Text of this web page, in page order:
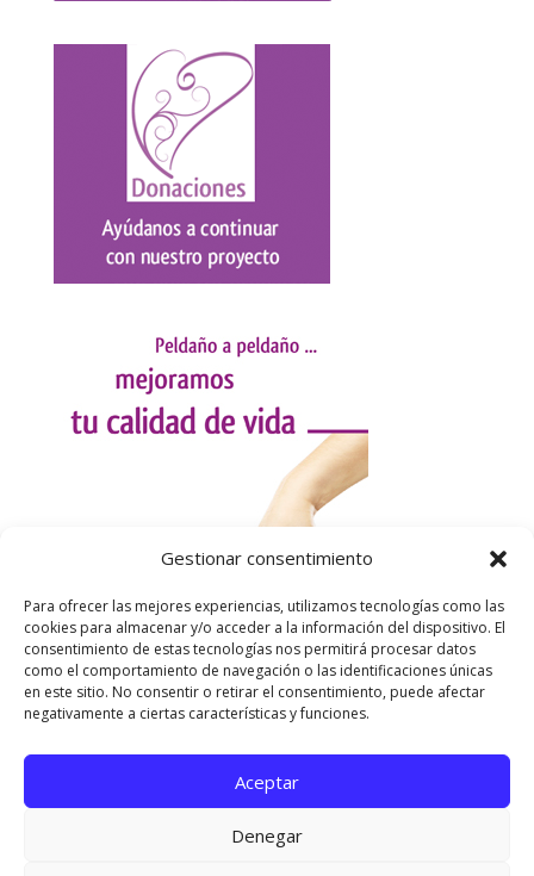
Gestionar consentimiento
Para ofrecer las mejores experiencias, utilizamos tecnologías como las
cookies para almacenar y/o acceder a la información del dispositivo. El
consentimiento de estas tecnologías nos permitirá procesar datos
como el comportamiento de navegación o las identificaciones únicas
en este sitio. No consentir o retirar el consentimiento, puede afectar
negativamente a ciertas características y funciones.
Aceptar
Denegar
Utilizamos cookies para ofrecerte la mejor experiencia en
Puedes aprender más sobre qué cookies utilizamos o